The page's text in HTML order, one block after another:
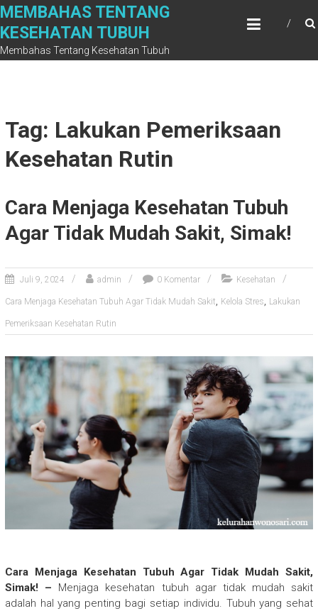
Skip
content
MEMBAHAS TENTANG
KESEHATAN TUBUH
Membahas Tentang Kesehatan Tubuh
Tag: Lakukan Pemeriksaan
Kesehatan Rutin
Cara Menjaga Kesehatan Tubuh
Agar Tidak Mudah Sakit, Simak!
Juli 9, 2024 admin 0 Komentar Kesehatan
Cara Menjaga Kesehatan Tubuh Agar Tidak Mudah Sakit, Kelola Stres, Lakukan
Pemeriksaan Kesehatan Rutin
Cara Menjaga Kesehatan Tubuh Agar Tidak Mudah Sakit,
Simak! – Menjaga kesehatan tubuh agar tidak mudah sakit
adalah hal yang penting bagi setiap individu. Tubuh yang sehat